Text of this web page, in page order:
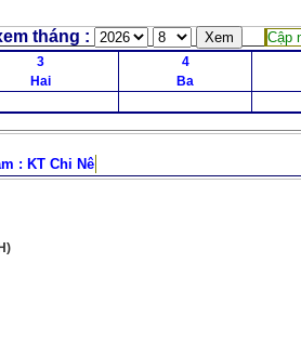
: Cập
3
Hai
4
Ba
: KT Chi Nê